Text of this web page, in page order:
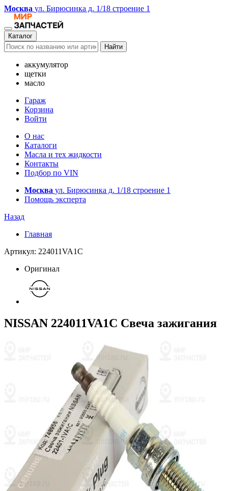
Москва ул. Бирюсинка д. 1/18 строение 1
Каталог
Найти
аккумулятор
щетки
масло
Гараж
Корзина
Войти
О нас
Каталоги
Масла и тех жидкости
Контакты
Подбор по VIN
Москва ул. Бирюсинка д. 1/18 строение 1
Помощь эксперта
Назад
Главная
Артикул: 224011VA1C
Оригинал
NISSAN 224011VA1C Свеча зажигания